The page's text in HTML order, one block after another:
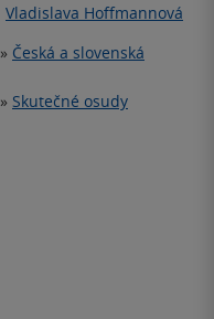
Vladislava Hoffmannová
» Česká a slovenská
» Skutečné osudy